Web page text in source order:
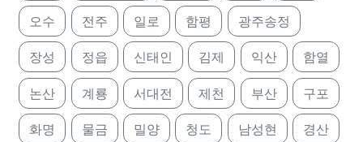
오수 전주 일로 함평 광주송정
장성 정읍 신태인 김제 익산 함열
논산 계룡 서대전 제천 부산 구포
화명 물금 밀양 청도 남성현 경산